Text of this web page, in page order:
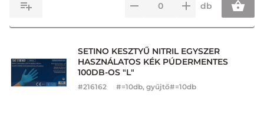
db
SETINO KESZTYŰ NITRIL EGYSZER
HASZNÁLATOS KÉK PÚDERMENTES
100DB-OS "L"
#216162 #=10db, gyűjtő#=10db